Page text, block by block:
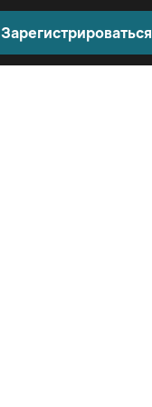
Зарегистрироваться